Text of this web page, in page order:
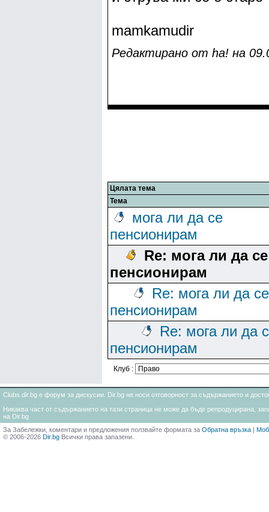
mamkamudir
Редактирано от ha! на
Цялата тема
Тема
мога ли да се
пенсионирам
Re: мога ли да се
пенсионирам
Re: мога ли да се
пенсионирам
Re: мога ли да
пенсионирам
Клуб :
Clubs.dir.bg е форум за дискусии. Dir.bg не носи отговорност за съдържанието и
Никаква част от съдържанието на тази страница не може да бъде репродуцирана,
на Dir.bg
За Забележки, коментари и предложения ползвайте формата за Обратна връзка |
© 2006-2026 Dir.bg Всички права запазени.